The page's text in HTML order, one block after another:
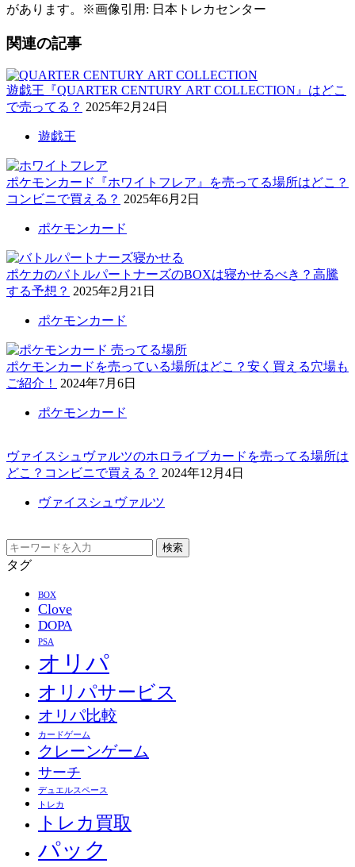
があります。※画像引用: 日本トレカセンター
関連の記事
遊戯王『QUARTER CENTURY ART COLLECTION』はどこ
で売ってる？ 2025年2月24日
遊戯王
ポケモンカード『ホワイトフレア』を売ってる場所はどこ？
コンビニで買える？ 2025年6月2日
ポケモンカード
ポケカのバトルパートナーズのBOXは寝かせるべき？高騰
する予想？ 2025年2月21日
ポケモンカード
ポケモンカードを売っている場所はどこ？安く買える穴場も
ご紹介！
2024年7月6日
ポケモンカード
ヴァイスシュヴァルツのホロライブカードを売ってる場所は
どこ？コンビニで買える？ 2024年12月4日
ヴァイスシュヴァルツ
検索
タグ
BOX
Clove
DOPA
PSA
オリパ
オリパサービス
オリパ比較
カードゲーム
クレーンゲーム
サーチ
デュエルスペース
トレカ
トレカ買取
パック